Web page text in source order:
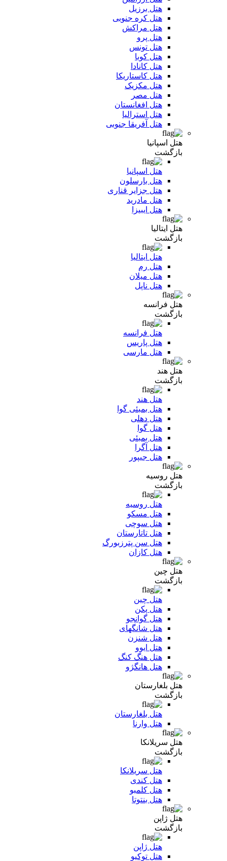
هتل برزیل
هتل کره جنوبی
هتل مراکش
هتل پرو
هتل تونس
هتل کوبا
هتل کانادا
هتل کاستاریکا
هتل مکزیک
هتل مصر
هتل افغانستان
هتل استرالیا
هتل آفریقا جنوبی
هتل اسپانیا
بازگشت
هتل اسپانیا
هتل بارسلون
هتل جزایر قناری
هتل مادرید
هتل ایبیزا
هتل ایتالیا
بازگشت
هتل ایتالیا
هتل رم
هتل میلان
هتل ناپل
هتل فرانسه
بازگشت
هتل فرانسه
هتل پاریس
هتل مارسی
هتل هند
بازگشت
هتل هند
هتل بمبئی گوا
هتل دهلی
هتل گوا
هتل بمبئی
هتل آگرا
هتل جیپور
هتل روسیه
بازگشت
هتل روسیه
هتل مسکو
هتل سوچی
هتل تاتارستان
هتل سن پترزبورگ
هتل کازان
هتل چین
بازگشت
هتل چین
هتل پکن
هتل گوانجو
هتل شانگهای
هتل شنزن
هتل ایوو
هتل هنگ کنگ
هتل هانگژو
هتل بلغارستان
بازگشت
هتل بلغارستان
هتل وارنا
هتل سریلانکا
بازگشت
هتل سریلانکا
هتل کندی
هتل کلمبو
هتل بنتوتا
هتل ژاپن
بازگشت
هتل ژاپن
هتل توکیو